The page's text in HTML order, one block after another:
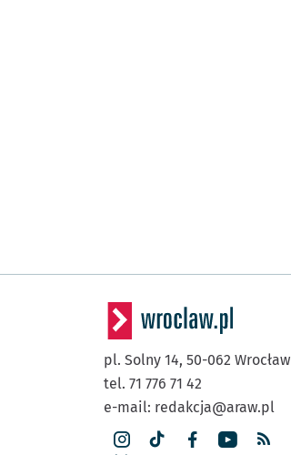
pl. Solny 14, 50-062 Wrocław
tel. 71 776 71 42
e-mail: redakcja@araw.pl